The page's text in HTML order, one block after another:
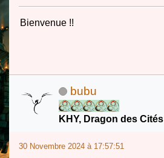
Bienvenue !!
bubu
KHY, Dragon des Cités
30 Novembre 2024 à 17:57:51